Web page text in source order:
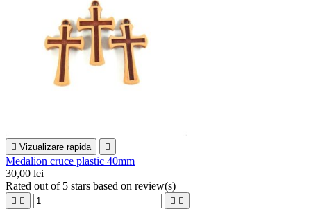
 Vizualizare rapida 
Medalion cruce plastic 40mm
30,00 lei
Rated out of 5 stars based on review(s)
   